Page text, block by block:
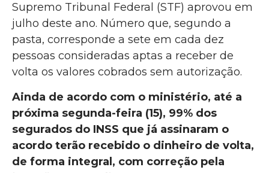
Supremo Tribunal Federal (STF) aprovou em
julho deste ano. Número que, segundo a
pasta, corresponde a sete em cada dez
pessoas consideradas aptas a receber de
volta os valores cobrados sem autorização.
Ainda de acordo com o ministério, até a
próxima segunda-feira (15), 99% dos
segurados do INSS que já assinaram o
acordo terão recebido o dinheiro de volta,
de forma integral, com correção pela